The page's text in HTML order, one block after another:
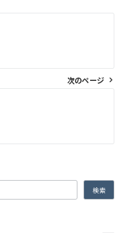
次のページ
検索